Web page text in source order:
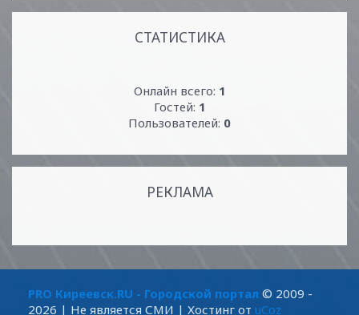
СТАТИСТИКА
Онлайн всего: 1
Гостей: 1
Пользователей: 0
РЕКЛАМА
PRO Киреевск.RU - Городской портал © 2009 -
2026 | Не является СМИ | Хостинг от uCoz